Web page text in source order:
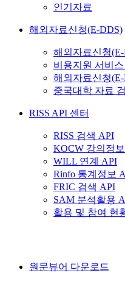
인기자료
해외자료신청(E-DDS)
해외자료신청
비용지원 서비스
해외자료신청
중국대학 자료
RISS API 센터
RISS 검색 API
KOCW 강의정
WILL 연계 API
Rinfo 통계정보
FRIC 검색 API
SAM 분석활용
활용 및 참여 현
원문뷰어 다운로드